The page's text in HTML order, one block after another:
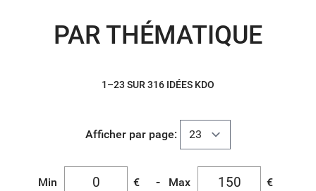
PAR THÉMATIQUE
1–23 SUR 316 IDÉES KDO
Afficher par page:
Min € - Max €